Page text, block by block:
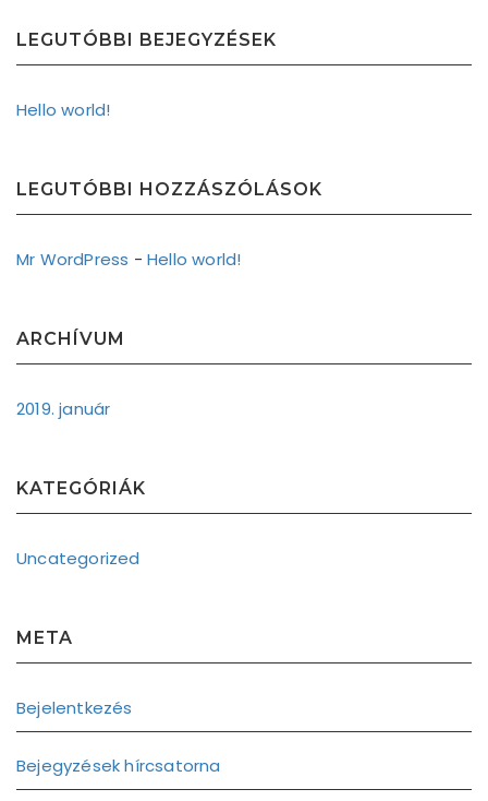
LEGUTÓBBI BEJEGYZÉSEK
Hello world!
LEGUTÓBBI HOZZÁSZÓLÁSOK
Mr WordPress - Hello world!
ARCHÍVUM
2019. január
KATEGÓRIÁK
Uncategorized
META
Bejelentkezés
Bejegyzések hírcsatorna